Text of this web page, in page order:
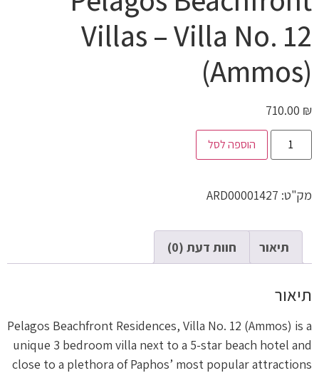
Villas – Villa No. 12
(Ammos)
710.00 ₪
הוספה לסל
מק"ט: ARD00001427
תיאור חוות דעת (0)
תיאור
Pelagos Beachfront Residences, Villa No. 12 (Ammos) is a
unique 3 bedroom villa next to a 5-star beach hotel and
close to a plethora of Paphos’ most popular attractions